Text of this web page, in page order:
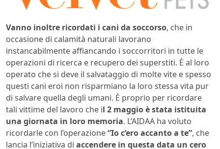
Vanno inoltre ricordati i cani da soccorso, che in
occasione di calamità naturali lavorano
instancabilmente affiancando i soccorritori in tutte le
operazioni di ricerca e recupero dei superstiti. È al loro
operato che si deve il salvataggio di molte vite e spesso
questi cani eroi non risparmiano la loro stessa vita pur
di salvare quella degli umani. È proprio per ricordare
tali vittime del lavoro che il 2 maggio è stata istituita
una giornata in loro memoria. L’AIDAA ha voluto
ricordarle con l’operazione“Io c’ero accanto a te”, che
lancia l’iniziativa di accendere in questa data un cero